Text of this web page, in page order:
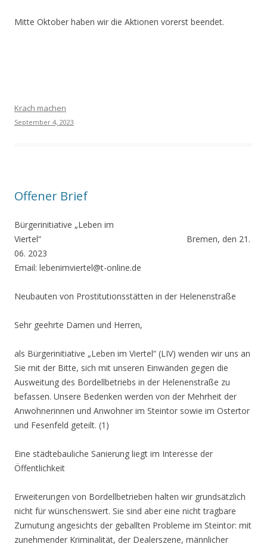
Mitte Oktober haben wir die Aktionen vorerst beendet.
Krach machen
September 4, 2023
Offener Brief
Bürgerinitiative „Leben im
Viertel“ Bremen, den 21.
06. 2023
Email: lebenimviertel@t-online.de
Neubauten von Prostitutionsstätten in der Helenenstraße
Sehr geehrte Damen und Herren,
als Bürgerinitiative „Leben im Viertel“ (LIV) wenden wir uns an
Sie mit der Bitte, sich mit unseren Einwänden gegen die
Ausweitung des Bordellbetriebs in der Helenenstraße zu
befassen. Unsere Bedenken werden von der Mehrheit der
Anwohnerinnen und Anwohner im Steintor sowie im Ostertor
und Fesenfeld geteilt. (1)
Eine städtebauliche Sanierung liegt im Interesse der
Öffentlichkeit
Erweiterungen von Bordellbetrieben halten wir grundsätzlich
nicht für wünschenswert. Sie sind aber eine nicht tragbare
Zumutung angesichts der geballten Probleme im Steintor: mit
zunehmender Kriminalität, der Dealerszene, männlicher